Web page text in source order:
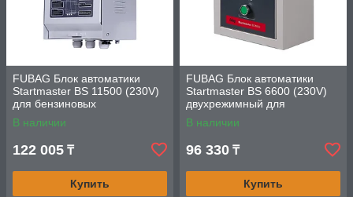
FUBAG Блок автоматики
Startmaster BS 11500 (230V)
для бензиновых
электростанций.
Однофазный.
В наличии
122 005 ₸
Купить
FUBAG Блок автоматики
Startmaster BS 6600 (230V)
двухрежимный для
бензиновых станций.
Однофазный.
В наличии
96 330 ₸
Купить